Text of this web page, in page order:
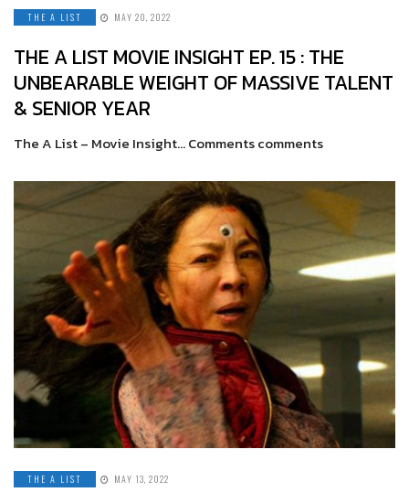
THE A LIST MAY 20, 2022
THE A LIST MOVIE INSIGHT EP. 15 : THE
UNBEARABLE WEIGHT OF MASSIVE TALENT
& SENIOR YEAR
The A List – Movie Insight… Comments comments
THE A LIST MAY 13, 2022